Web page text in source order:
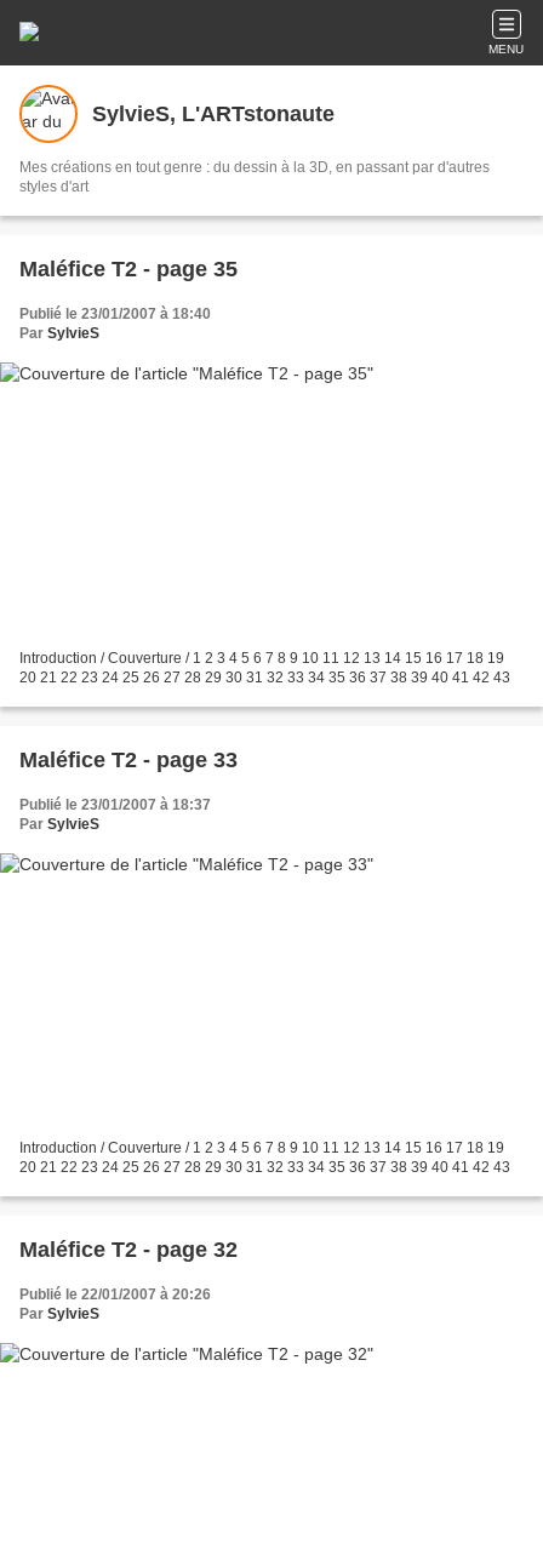
MENU
SylvieS, L'ARTstonaute
Mes créations en tout genre : du dessin à la 3D, en passant par d'autres
styles d'art
Maléfice T2 - page 35
Publié le 23/01/2007 à 18:40
Par SylvieS
Introduction / Couverture / 1 2 3 4 5 6 7 8 9 10 11 12 13 14 15 16 17 18 19
20 21 22 23 24 25 26 27 28 29 30 31 32 33 34 35 36 37 38 39 40 41 42 43
Maléfice T2 - page 33
Publié le 23/01/2007 à 18:37
Par SylvieS
Introduction / Couverture / 1 2 3 4 5 6 7 8 9 10 11 12 13 14 15 16 17 18 19
20 21 22 23 24 25 26 27 28 29 30 31 32 33 34 35 36 37 38 39 40 41 42 43
Maléfice T2 - page 32
Publié le 22/01/2007 à 20:26
Par SylvieS